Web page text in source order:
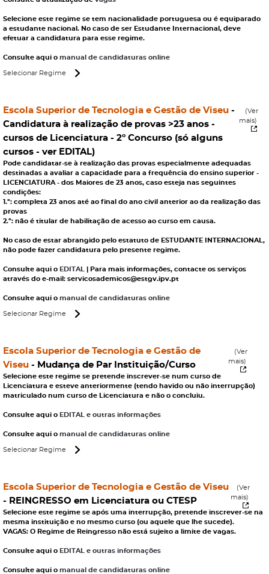
Selecione este regime se tem nacionalidade portuguesa ou é equiparado
a estudante nacional. No caso de ser Estudante Internacional, deve
efetuar a candidatura para esse regime.
Consulte aqui o manual de candidaturas online
Selecionar Regime
Escola Superior de Tecnologia e Gestão de Viseu -
Candidatura à realização de provas >23 anos -
cursos de Licenciatura - 2º Concurso (só alguns
cursos - ver EDITAL)
(Ver
mais)
Pode candidatar-se à realização das provas especialmente adequadas
destinadas a avaliar a capacidade para a frequência do ensino superior -
LICENCIATURA - dos Maiores de 23 anos, caso esteja nas seguintes
condições:
1.º: completa 23 anos até ao final do ano civil anterior ao da realização das
provas
2.º: não é titular de habilitação de acesso ao curso em causa.
No caso de estar abrangido pelo estatuto de ESTUDANTE INTERNACIONAL,
não pode fazer candidatura pelo presente regime.
Consulte aqui o EDITAL
| Para mais informações, contacte os serviços
através do e-mail: servicosademicos@estgv.ipv.pt
Consulte aqui o manual de candidaturas online
Selecionar Regime
Escola Superior de Tecnologia e Gestão de
Viseu - Mudança de Par Instituição/Curso
(Ver
mais)
Selecione este regime se pretende inscrever-se num curso de
Licenciatura e esteve anteriormente (tendo havido ou não interrupção)
matriculado num curso de Licenciatura e não o concluiu.
Consulte aqui o EDITAL e outras informações
Consulte aqui o manual de candidaturas online
Selecionar Regime
Escola Superior de Tecnologia e Gestão de Viseu
- REINGRESSO em Licenciatura ou CTESP
(Ver
mais)
Selecione este regime se após uma interrupção, pretende inscrever-se na
mesma instituição e no mesmo curso (ou aquele que lhe sucede).
VAGAS: O Regime de Reingresso não está sujeito a limite de vagas.
Consulte aqui o EDITAL e outras informações
Consulte aqui o manual de candidaturas online